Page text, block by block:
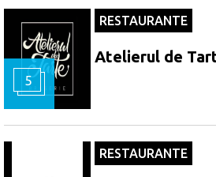
5
RESTAURANTE
Atelierul de
RESTAURANTE